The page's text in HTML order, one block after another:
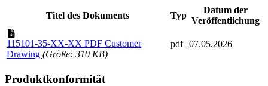
Titel des Dokuments Typ
Datum der
Veröffentlichung
115101-35-XX-XX PDF Customer
Drawing (Größe: 310 KB)
pdf 07.05.2026
Produktkonformität